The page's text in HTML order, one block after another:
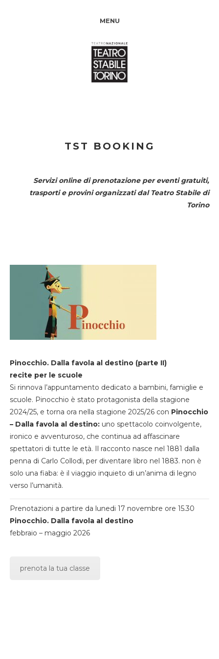
MENU
TST BOOKING
Servizi online di prenotazione per eventi gratuiti,
trasporti e provini organizzati dal Teatro Stabile di
Torino
Pinocchio. Dalla favola al destino (parte II)
recite per le scuole
Si rinnova l’appuntamento dedicato a bambini, famiglie e
scuole. Pinocchio è stato protagonista della stagione
2024/25, e torna ora nella stagione 2025/26 con Pinocchio
– Dalla favola al destino: uno spettacolo coinvolgente,
ironico e avventuroso, che continua ad affascinare
spettatori di tutte le età. Il racconto nasce nel 1881 dalla
penna di Carlo Collodi, per diventare libro nel 1883. non è
solo una fiaba: è il viaggio inquieto di un’anima di legno
verso l’umanità.
Prenotazioni a partire da lunedi 17 novembre ore 15.30
Pinocchio. Dalla favola al destino
febbraio – maggio 2026
prenota la tua classe